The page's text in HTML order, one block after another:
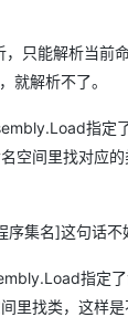
只能解析当前
就解析不了。
指定
空间里找对应
集名]这句话不
指定
里找类，这样是